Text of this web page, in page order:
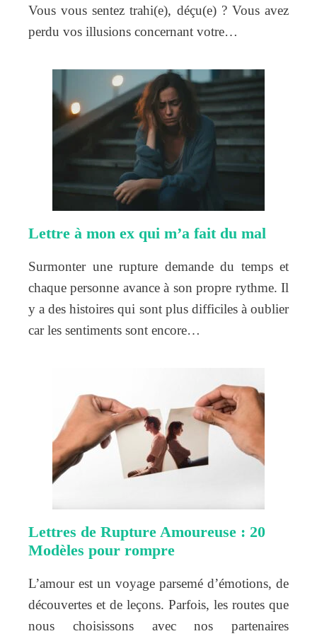
Vous vous sentez trahi(e), déçu(e) ? Vous avez
perdu vos illusions concernant votre…
Lettre à mon ex qui m’a fait du mal
Surmonter une rupture demande du temps et
chaque personne avance à son propre rythme. Il
y a des histoires qui sont plus difficiles à oublier
car les sentiments sont encore…
Lettres de Rupture Amoureuse : 20
Modèles pour rompre
L’amour est un voyage parsemé d’émotions, de
découvertes et de leçons. Parfois, les routes que
nous choisissons avec nos partenaires